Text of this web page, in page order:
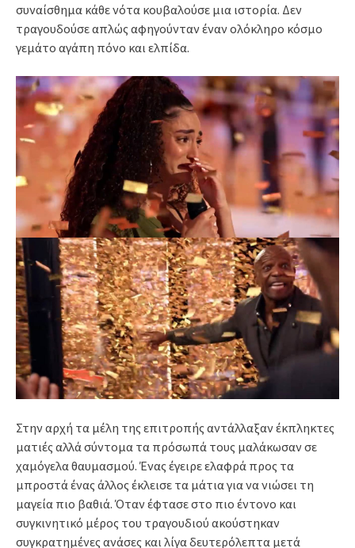
συναίσθημα κάθε νότα κουβαλούσε μια ιστορία. Δεν
τραγουδούσε απλώς αφηγούνταν έναν ολόκληρο κόσμο
γεμάτο αγάπη πόνο και ελπίδα.
Στην αρχή τα μέλη της επιτροπής αντάλλαξαν έκπληκτες
ματιές αλλά σύντομα τα πρόσωπά τους μαλάκωσαν σε
χαμόγελα θαυμασμού. Ένας έγειρε ελαφρά προς τα
μπροστά ένας άλλος έκλεισε τα μάτια για να νιώσει τη
μαγεία πιο βαθιά. Όταν έφτασε στο πιο έντονο και
συγκινητικό μέρος του τραγουδιού ακούστηκαν
συγκρατημένες ανάσες και λίγα δευτερόλεπτα μετά